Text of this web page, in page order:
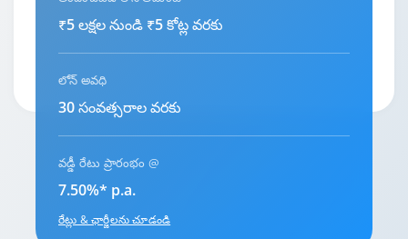
₹5 లక్షల నుండి ₹5 కోట్ల వరకు
లోన్ అవధి
30 సంవత్సరాల వరకు
వడ్డీ రేటు ప్రారంభం @
7.50%* p.a.
రేట్లు & ఛార్జీలను చూడండి